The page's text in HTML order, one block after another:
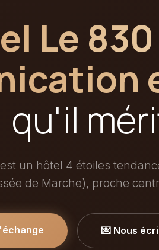
Le 830
qu'il
un hôtel 4 étoiles
de Marche), proche
💌 Nous